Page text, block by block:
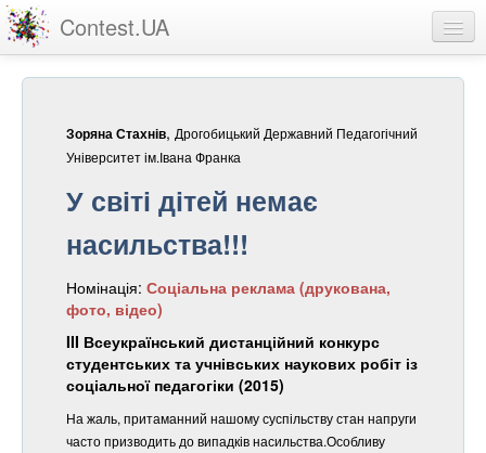
Contest.UA
Статистика
Про проект
реєстрація
Зоряна Стахнів, Дрогобицький Державний Педагогічний
Університет ім.Івана Франка
У світі дітей немає
насильства!!!
Номінація: Соціальна реклама (друкована,
фото, відео)
III Всеукраїнський дистанційний конкурс
студентських та учнівських наукових робіт із
соціальної педагогіки (2015)
На жаль, притаманний нашому суспільству стан напруги
часто призводить до випадків насильства.Особливу